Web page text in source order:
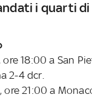
i quarti
, ore 18:00 a San
2-4 dcr.
, ore 21:00 a